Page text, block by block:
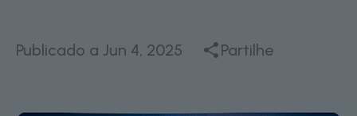
Publicado a Jun 4, 2025 Partilhe